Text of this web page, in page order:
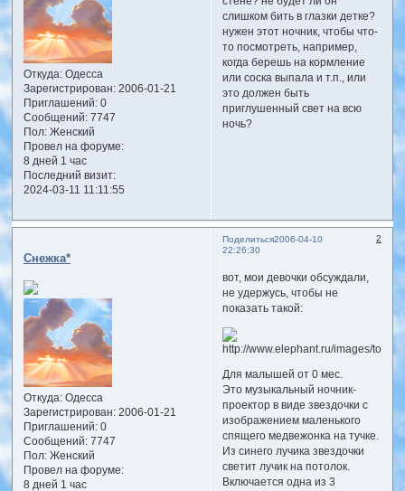
Откуда:Одесса
Зарегистрирован: 2006-01-21
Приглашений:0
Сообщений:7747
Пол:Женский
Провел на форуме:
8 дней 1 час
Последний визит:
2024-03-11 11:11:55
слишком бить в глазки детке?
нужен этот ночник, чтобы что-
то посмотреть, например,
когда берешь на кормление
или соска выпала и т.п., или
это должен быть
приглушенный свет на всю
ночь?
Поделиться 2
2006-04-10
22:26:30
Снежка*
Откуда:Одесса
Зарегистрирован: 2006-01-21
Приглашений:0
Сообщений:7747
Пол:Женский
Провел на форуме:
8 дней 1 час
вот, мои девочки обсуждали,
не удержусь, чтобы не
показать такой:
Для малышей от 0 мес.
Это музыкальный ночник-
проектор в виде звездочки с
изображением маленького
спящего медвежонка на тучке.
Из синего лучика звездочки
светит лучик на потолок.
Включается одна из 3